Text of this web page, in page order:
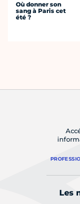
Où donner son
sang à Paris cet
été ?
Les